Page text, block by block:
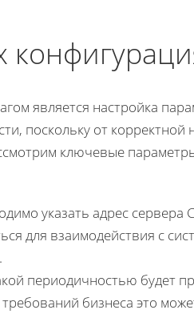
является настройка
поскольку от корректной
ключевые
указать адрес сервера
для взаимодействия с
периодичностью будет
бизнеса это